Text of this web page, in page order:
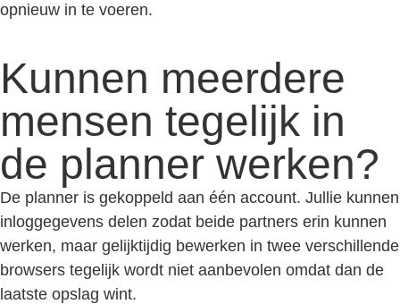
opnieuw in te voeren.
Kunnen meerdere
mensen tegelijk in
de planner werken?
De planner is gekoppeld aan één account. Jullie kunnen
inloggegevens delen zodat beide partners erin kunnen
werken, maar gelijktijdig bewerken in twee verschillende
browsers tegelijk wordt niet aanbevolen omdat dan de
laatste opslag wint.